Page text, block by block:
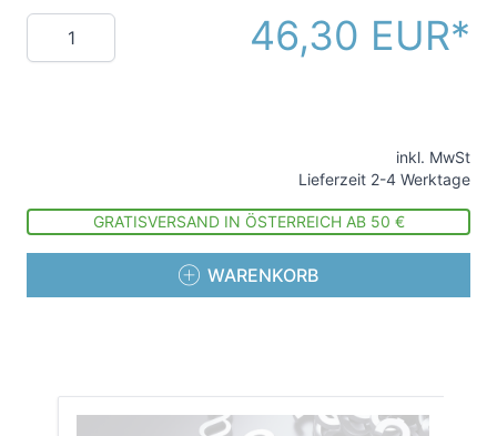
Menge 46,30 EUR
inkl. MwSt
Lieferzeit 2-4 Werktage
GRATISVERSAND IN ÖSTERREICH AB 50 €
WARENKORB